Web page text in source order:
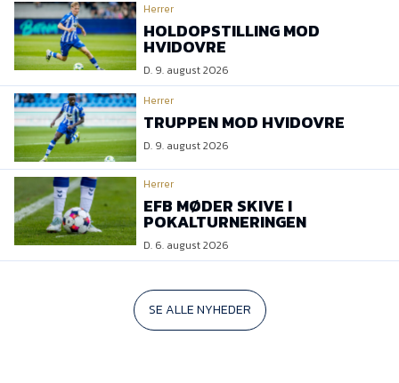
Herrer
HOLDOPSTILLING MOD
HVIDOVRE
D. 9. august 2026
Herrer
TRUPPEN MOD HVIDOVRE
D. 9. august 2026
Herrer
EFB MØDER SKIVE I
POKALTURNERINGEN
D. 6. august 2026
SE ALLE NYHEDER